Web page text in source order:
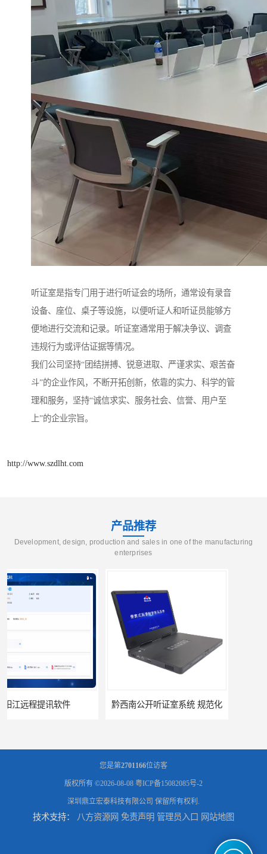
听证室是指专门用于进行听证会的场所，通常设有录音
设备、座位、桌子等设施，以便听证人和听证员能够方
便地进行交流和记录。听证室通常用于解决争议、调查
违规行为或评估证据等情况。
我们公司坚持“团结拼搏、锐意进取、严谨求实、艰苦奋
斗”的企业作风，不断开拓创新，依靠的实力、科学的管
理和服务，坚持“诚信求实、服务社会、信誉、用户至
上”的企业宗旨。
http://www.szdlht.com
产品推荐
Development, design, production and sales in one of the manufacturing
enterprises
黔西南公开听证室系统 规范化 乌兰察布公开听证室系统 公开化
您是第2701166位访客
版权所有 ©2026-08-08 粤ICP备15082085号-2
深圳鼎立宏泰科技有限公司 保留所有权利.
技术支持： 八方资源网 免责声明 管理员入口 网站地图